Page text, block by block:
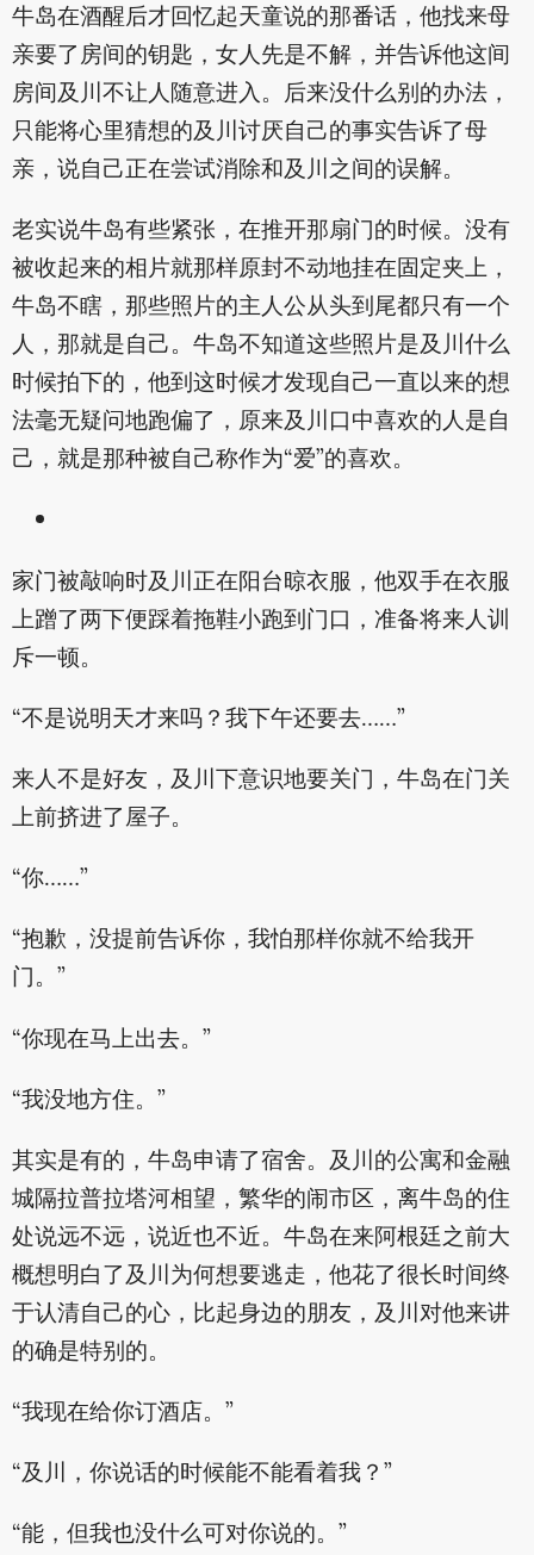
牛岛在酒醒后才回忆起天童说的那番话，他找来母
亲要了房间的钥匙，女人先是不解，并告诉他这间
房间及川不让人随意进入。后来没什么别的办法，
只能将心里猜想的及川讨厌自己的事实告诉了母
亲，说自己正在尝试消除和及川之间的误解。
老实说牛岛有些紧张，在推开那扇门的时候。没有
被收起来的相片就那样原封不动地挂在固定夹上，
牛岛不瞎，那些照片的主人公从头到尾都只有一个
人，那就是自己。牛岛不知道这些照片是及川什么
时候拍下的，他到这时候才发现自己一直以来的想
法毫无疑问地跑偏了，原来及川口中喜欢的人是自
己，就是那种被自己称作为“爱”的喜欢。
家门被敲响时及川正在阳台晾衣服，他双手在衣服
上蹭了两下便踩着拖鞋小跑到门口，准备将来人训
斥一顿。
“不是说明天才来吗？我下午还要去……”
来人不是好友，及川下意识地要关门，牛岛在门关
上前挤进了屋子。
“你……”
“抱歉，没提前告诉你，我怕那样你就不给我开
门。”
“你现在马上出去。”
“我没地方住。”
其实是有的，牛岛申请了宿舍。及川的公寓和金融
城隔拉普拉塔河相望，繁华的闹市区，离牛岛的住
处说远不远，说近也不近。牛岛在来阿根廷之前大
概想明白了及川为何想要逃走，他花了很长时间终
于认清自己的心，比起身边的朋友，及川对他来讲
的确是特别的。
“我现在给你订酒店。”
“及川，你说话的时候能不能看着我？”
“能，但我也没什么可对你说的。”